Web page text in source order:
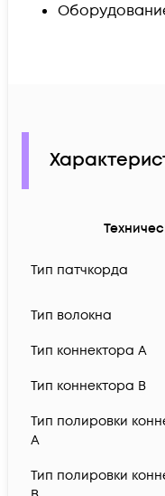
Тип патчкорда
Тип волокна
Тип коннектора A
Тип коннектора B
Тип полировки
A
Тип полировки